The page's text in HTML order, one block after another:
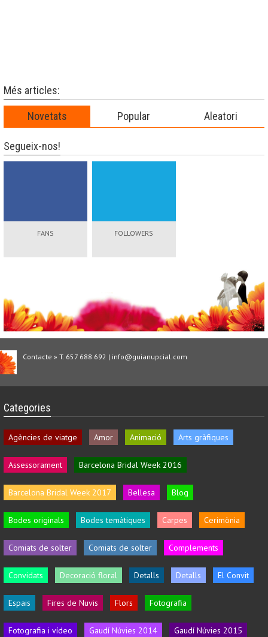
Més articles:
Novetats Popular Aleatori
Segueix-nos!
FANS FOLLOWERS
Contacte » T. 657 688 692 | info@guianupcial.com
Categories
Agències de viatge Amor Animació Arts gràfiques
Assessorament Barcelona Bridal Week 2016
Barcelona Bridal Week 2017 Bellesa Blog
Bodes originals Bodes temàtiques Carpes Cerimònia
Comiats de solter Comiats de solter Complements
Convidats Decoració floral Detalls Detalls El Convit
Espais Fires de Nuvis Flors Fotografia
Fotografia i vídeo Gaudí Núvies 2014 Gaudí Núvies 2015